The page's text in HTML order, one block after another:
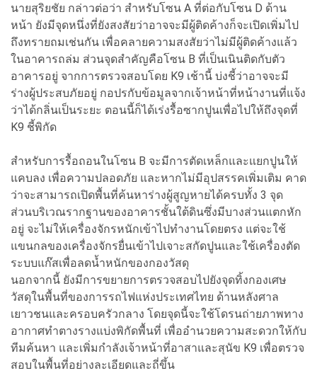
นายสุริยชัย กล่าวต่อว่า สำหรับโซน A ที่ต่อกับโซน D ด้าน
หน้า ยังมีจุดหนึ่งที่ยังสงสัยว่าอาจจะมีผู้ติดค้างก็จะเปิดเพิ่มไป
ถึงทรายถมเช่นกัน เพื่อคลายความสงสัยว่าไม่มีผู้ติดค้างแล้ว
ในอาคารถล่ม ส่วนจุดสำคัญคือโซน B ที่เป็นเนินติดกับตัว
อาคารอยู่ จากการตรวจสอบโดย K9 เช้านี้ บ่งชี้ว่าอาจจะมี
ร่างผู้ประสบภัยอยู่ กอปรกับข้อมูลจากเจ้าหน้าที่หน้างานที่แจ้ง
ว่าได้กลิ่นเป็นระยะ ตอนนี้ก็ได้เร่งรื้อซากปูนเพื่อไปให้ถึงจุดที่
K9 ชี้พิกัด
สำหรับการรื้อถอนในโซน B จะมีการตัดเหล็กและแยกปูนให้
แคบลง เพื่อความปลอดภัย และหากไม่มีอุปสรรคเพิ่มเติม คาด
ว่าจะสามารถเปิดพื้นที่ค้นหาร่างผู้สูญหายได้ครบทั้ง 3 จุด
ส่วนบริเวณรากฐานของอาคารชั้นใต้ดินซึ่งมีบางส่วนแตกหัก
อยู่ จะไม่ให้เครื่องจักรหนักเข้าไปทำงานโดยตรง แต่จะใช้
แขนกลของเครื่องจักรยื่นเข้าไปเจาะสกัดปูนและใช้เครื่องตัด
ระบบแก๊สเพื่อลดน้ำหนักของกองวัสดุ
นอกจากนี้ ยังมีการขยายการตรวจสอบไปยังจุดทิ้งกองเศษ
วัสดุในพื้นที่ของการรถไฟแห่งประเทศไทย ด้านหลังศาล
เยาวชนและครอบครัวกลาง โดยจุดนี้จะใช้โดรนถ่ายภาพทาง
อากาศทำตางรางแบ่งพิกัดพื้นที่ เพื่ออำนวยความสะดวกให้กับ
ทีมค้นหา และเพิ่มกำลังเจ้าหน้าที่อาสาและสุนัข K9 เพื่อตรวจ
สอบในพื้นที่อย่างละเอียดและถี่ขึ้น